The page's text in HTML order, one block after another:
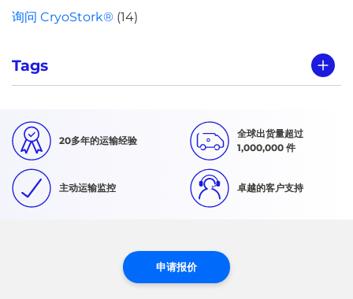
询问 CryoStork® (14)
Tags
20多年的运输经验
全球出货量超过
1,000,000 件
主动运输监控 卓越的客户支持
申请报价